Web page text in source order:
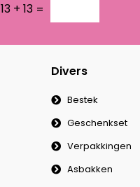
13 + 13 =
Divers
Bestek
Geschenkset
Verpakkingen
Asbakken